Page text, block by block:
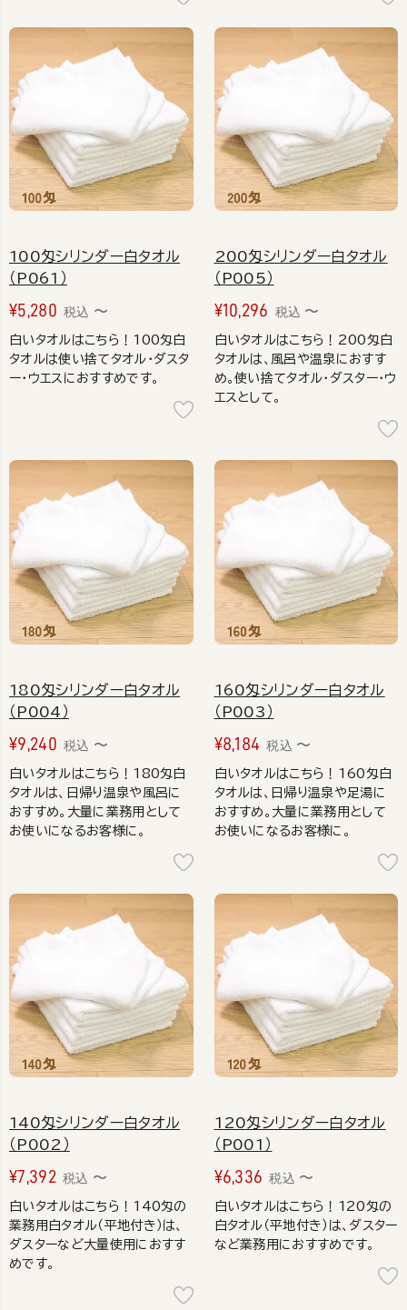
100匁シリンダー白タオル
（P061）
¥5,280 税込 〜
白いタオルはこちら！100匁白
タオルは使い捨てタオル・ダスタ
ー・ウエスにおすすめです。
200匁シリンダー白タオル
（P005）
¥10,296 税込 〜
白いタオルはこちら！200匁白
タオルは、風呂や温泉におすす
め。使い捨てタオル・ダスター・ウ
エスとして。
180匁シリンダー白タオル
（P004）
¥9,240 税込 〜
白いタオルはこちら！180匁白
タオルは、日帰り温泉や風呂に
おすすめ。大量に業務用として
お使いになるお客様に。
160匁シリンダー白タオル
（P003）
¥8,184 税込 〜
白いタオルはこちら！160匁白
タオルは、日帰り温泉や足湯に
おすすめ。大量に業務用として
お使いになるお客様に。
140匁シリンダー白タオル
（P002）
¥7,392 税込 〜
白いタオルはこちら！140匁の
業務用白タオル（平地付き）は、
ダスターなど大量使用におすす
めです。
120匁シリンダー白タオル
（P001）
¥6,336 税込 〜
白いタオルはこちら！120匁の
白タオル（平地付き）は、ダスター
など業務用におすすめです。